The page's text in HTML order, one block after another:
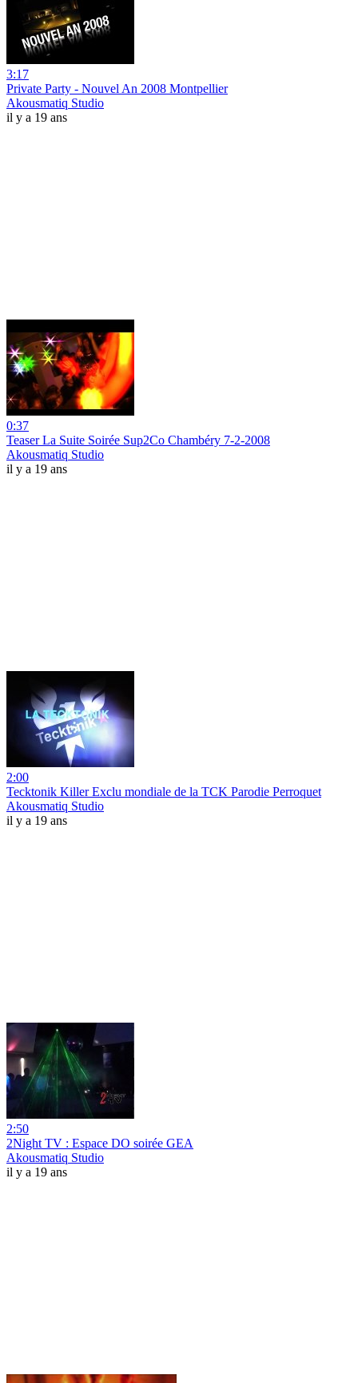
3:17
Private Party - Nouvel An 2008 Montpellier
Akousmatiq Studio
il y a 19 ans
0:37
Teaser La Suite Soirée Sup2Co Chambéry 7-2-2008
Akousmatiq Studio
il y a 19 ans
2:00
Tecktonik Killer Exclu mondiale de la TCK Parodie Perroquet
Akousmatiq Studio
il y a 19 ans
2:50
2Night TV : Espace DO soirée GEA
Akousmatiq Studio
il y a 19 ans